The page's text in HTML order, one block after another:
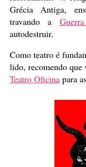
Grécia Antiga,
travando a
autodestruir.
Como teatro é
lido, recomendo que
Teatro Oficina para